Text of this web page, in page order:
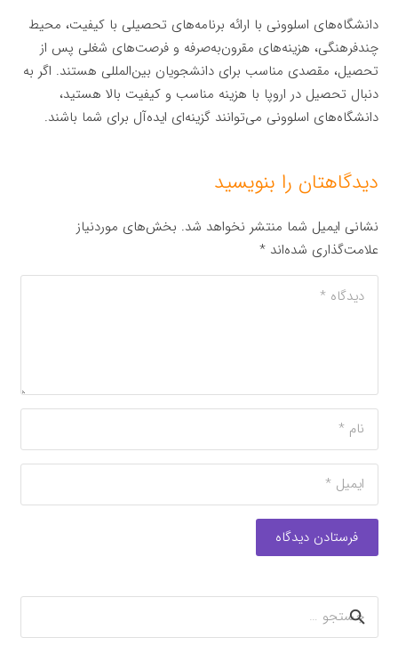
دانشگاه‌های اسلوونی با ارائه برنامه‌های تحصیلی با کیفیت، محیط
چندفرهنگی، هزینه‌های مقرون‌به‌صرفه و فرصت‌های شغلی پس از
تحصیل، مقصدی مناسب برای دانشجویان بین‌المللی هستند. اگر به
دنبال تحصیل در اروپا با هزینه مناسب و کیفیت بالا هستید،
دانشگاه‌های اسلوونی می‌توانند گزینه‌ای ایده‌آل برای شما باشند.
دیدگاهتان را بنویسید
نشانی ایمیل شما منتشر نخواهد شد. بخش‌های موردنیاز
علامت‌گذاری شده‌اند*
فرستادن دیدگاه
جستجو
برای: